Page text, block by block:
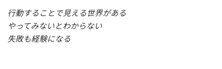
行動することで見える世界がある
やってみないとわからない
失敗も経験になる